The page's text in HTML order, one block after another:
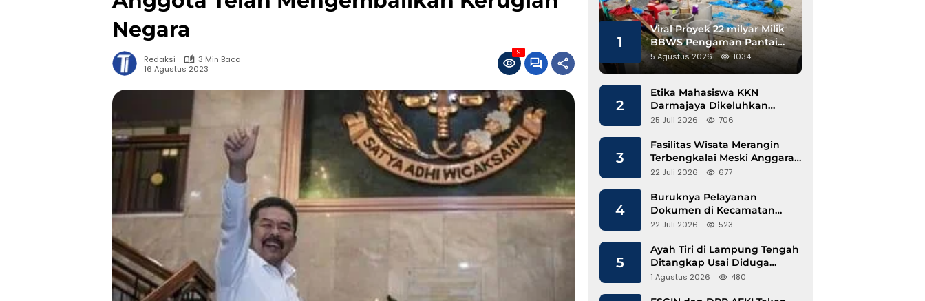
Negara
Redaksi
3 Min Baca
16 Agustus 2023
191
1
Viral Proyek 22 milyar Milik
BBWS Pengaman Pantai
Pesisir Barat Diduga
Gunakan Besi Banci
5 Agustus 2026 1034
2
Etika Mahasiswa KKN
Darmajaya Dikeluhkan
Kepala Pekon Sinar Jawa
25 Juli 2026 706
3
Fasilitas Wisata Merangin
Terbengkalai Meski Anggaran
Perawatan Terus Mengalir
22 Juli 2026 677
4
Buruknya Pelayanan
Dokumen di Kecamatan
Pangkalan Susu, Kinerja
22 Juli 2026 523
5
Ayah Tiri di Lampung Tengah
Ditangkap Usai Diduga
Hamili Anak di Bawah Umur
1 Agustus 2026 480